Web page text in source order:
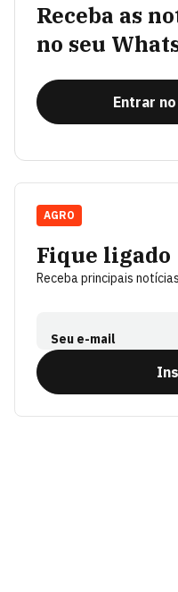
Receba as
no seu
Entrar
Fique ligado
Receba principais
Seu e-mail
AGRO